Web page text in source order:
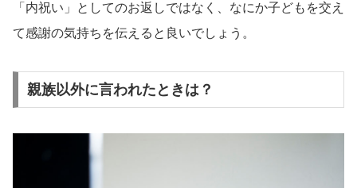
「内祝い」としてのお返しではなく、なにか子どもを交え
て感謝の気持ちを伝えると良いでしょう。
親族以外に言われたときは？